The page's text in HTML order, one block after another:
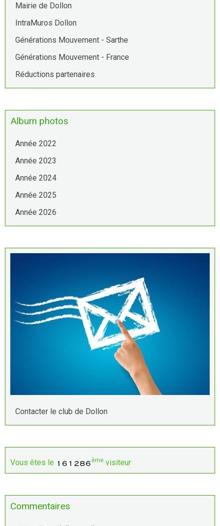
Mairie de Dollon
IntraMuros Dollon
Générations Mouvement - Sarthe
Générations Mouvement - France
Réductions partenaires
Album photos
Année 2022
Année 2023
Année 2024
Année 2025
Année 2026
Contacter le club de Dollon
Vous êtes le ème visiteur
Commentaires